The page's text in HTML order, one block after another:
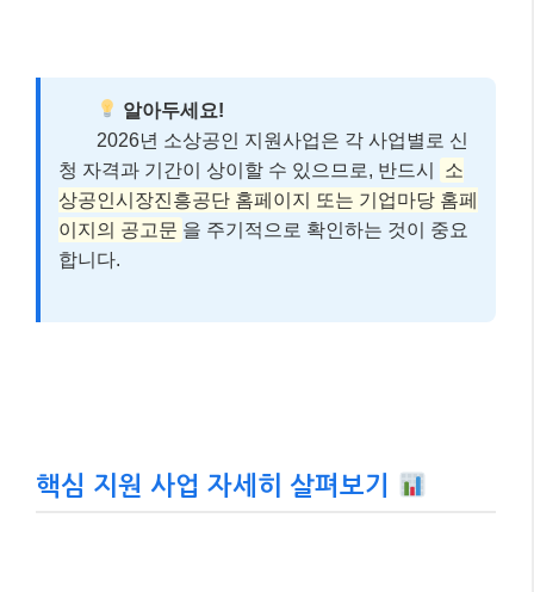
알아두세요!
2026년 소상공인 지원사업은 각 사업별로 신
청 자격과 기간이 상이할 수 있으므로, 반드시
소
상공인시장진흥공단 홈페이지 또는 기업마당 홈페
이지의 공고문 을 주기적으로 확인하는 것이 중요
합니다.
핵심 지원 사업 자세히 살펴보기